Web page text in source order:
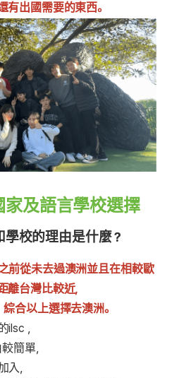
有出國需要的東西。
家及語言學校選擇
校的理由是什麼？
前從未去過澳洲並且在相較歐
離台灣比較近，
合以上選擇去澳洲。
，
簡單，
入，